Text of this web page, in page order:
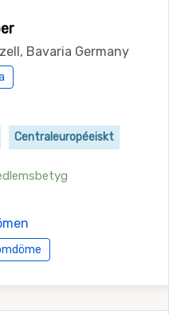
Bavaria Germany
Centraleuropéeiskt